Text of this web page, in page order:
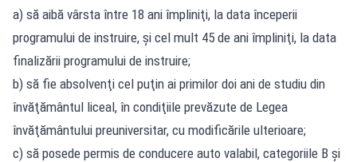
a) să aibă vârsta între 18 ani împliniţi, la data începerii
programului de instruire, şi cel mult 45 de ani împliniţi, la data
finalizării programului de instruire;
b) să fie absolvenţi cel puţin ai primilor doi ani de studiu din
învăţământul liceal, în condiţiile prevăzute de Legea
învăţământului preuniversitar, cu modificările ulterioare;
c) să posede permis de conducere auto valabil, categoriile B şi